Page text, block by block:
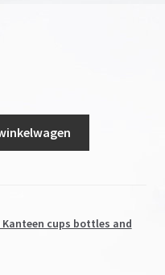
Kanteen cups bottles and